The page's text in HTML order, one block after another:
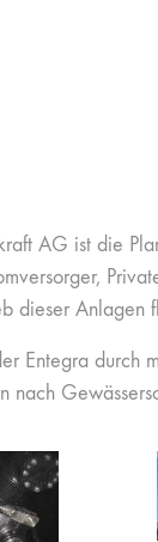
AG ist die
dieser
Entegra durch
nach